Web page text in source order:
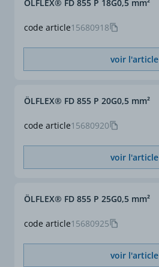
code article15680918
ÖLFLEX® FD 855 P 18G0,5 mm²
voir l'article
code article15680920
ÖLFLEX® FD 855 P 20G0,5 mm²
voir l'article
code article15680925
ÖLFLEX® FD 855 P 25G0,5 mm²
voir l'article